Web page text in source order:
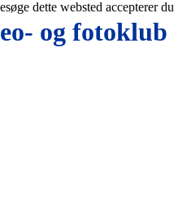
og fotoklub
dette websted accepterer du